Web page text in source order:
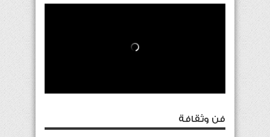
فن وثقافة